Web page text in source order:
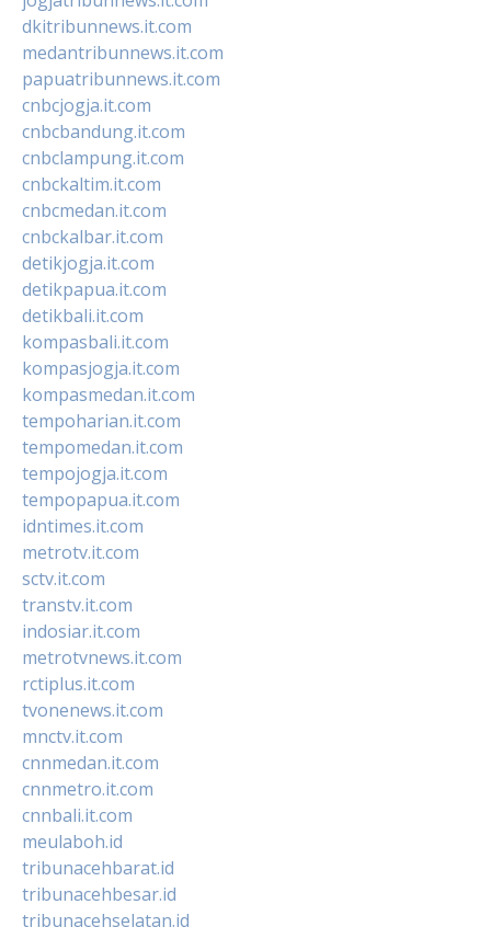
dkitribunnews.it.com
medantribunnews.it.com
papuatribunnews.it.com
cnbcjogja.it.com
cnbcbandung.it.com
cnbclampung.it.com
cnbckaltim.it.com
cnbcmedan.it.com
cnbckalbar.it.com
detikjogja.it.com
detikpapua.it.com
detikbali.it.com
kompasbali.it.com
kompasjogja.it.com
kompasmedan.it.com
tempoharian.it.com
tempomedan.it.com
tempojogja.it.com
tempopapua.it.com
idntimes.it.com
metrotv.it.com
sctv.it.com
transtv.it.com
indosiar.it.com
metrotvnews.it.com
rctiplus.it.com
tvonenews.it.com
mnctv.it.com
cnnmedan.it.com
cnnmetro.it.com
cnnbali.it.com
meulaboh.id
tribunacehbarat.id
tribunacehbesar.id
tribunacehselatan.id